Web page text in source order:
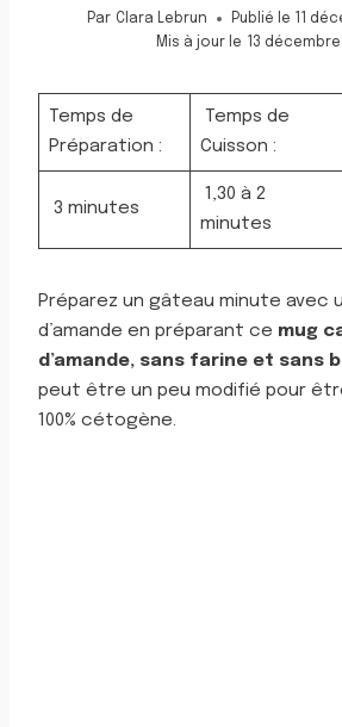
Par Clara Lebrun Publié le
11
Mis à jour le
13
Temps de
Préparation :
Temps de
Cuisson :
3 minutes
1,30 à 2
minutes
Préparez un gâteau minute avec
d’amande en préparant ce mug
d’amande, sans farine et sans
peut être un peu modifié pour
100% cétogène.